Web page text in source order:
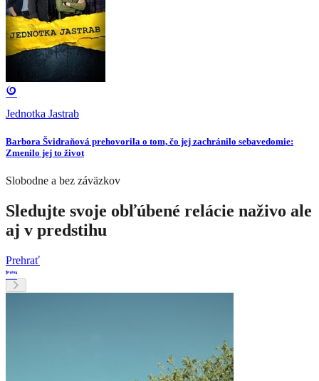
Jednotka Jastrab
Barbora Švidraňová prehovorila o tom, čo jej zachránilo sebavedomie:
Zmenilo jej to život
Slobodne a bez záväzkov
Sledujte svoje obľúbené relácie naživo ale
aj v predstihu
Prehrať